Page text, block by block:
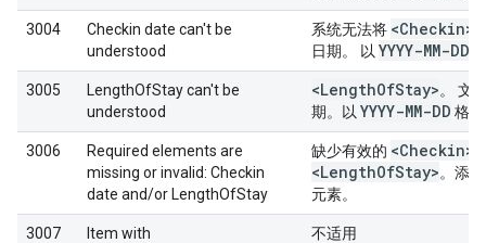
3004
Checkin date can't be
understood
系统无法将 <Checkin>
日期。 以 YYYY-MM-DD
3005
LengthOfStay can't be
understood
<LengthOfStay>。 文
期。以 YYYY-MM-DD 格
3006
Required elements are
missing or invalid: Checkin
date and/or LengthOfStay
缺少有效的 <Checkin>
<LengthOfStay>。添
元素。
3007
Item with
不适用